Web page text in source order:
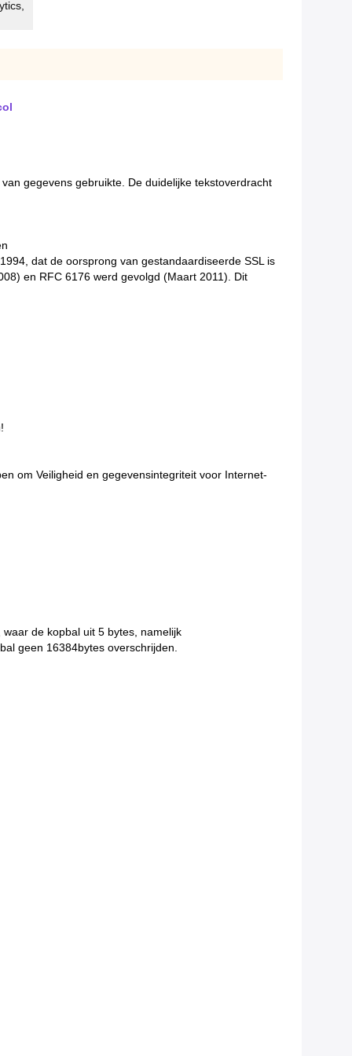
gegevens gebruikte. De duidelijke tekstoverdracht
dat de oorsprong van gestandaardiseerde SSL is
en RFC 6176 werd gevolgd (Maart 2011). Dit
om Veiligheid en gegevensintegriteit voor Internet-
de kopbal uit 5 bytes, namelijk
geen 16384bytes overschrijden.